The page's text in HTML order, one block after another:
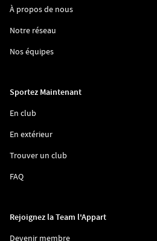
À propos de nous(ouvre
Notre réseau
Nos équipes(ouvre
fenêtre)
Sportez Maintenant
En club
une
nouvelle
fenêtre)
En extérieur(ouvre
une
nouvelle
Trouver un club
FAQ(ouvre
fenêtre)
Rejoignez la Team l'Appart
Devenir membre(ouvre